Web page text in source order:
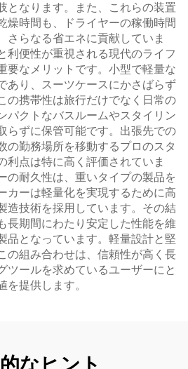
となります。また、これらの装置
燥時間も、ドライヤーの稼働時間
さらなる省エネに貢献していま
利便性が重視される現代のライフ
要なメリットです。小型で軽量な
あり、スーツケースにかさばらず
の携帯性は旅行だけでなく日常の
パクトなバスルームやスタイリン
らずに保管可能です。出張先での
の勤務場所を移動するプロのスタ
利点は特に高く評価されていま
の耐久性は、重いタイプの製品を
カーは軽量化を実現するために高
造技術を採用しています。その結
長期間にわたり安定した性能を維
品となっています。軽量設計と堅
の組み合わせは、信頼性が高く長
ツールを求めているユーザーにと
を提供します。
なヒント